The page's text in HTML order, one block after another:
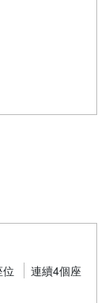
連續4個座